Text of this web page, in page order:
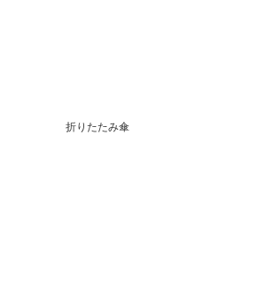
折りたたみ傘